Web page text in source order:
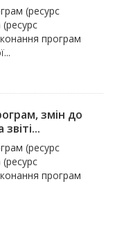
(ресурс
програм
змін до
(ресурс
програм